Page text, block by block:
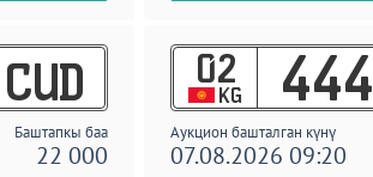
CUD
Баштапкы баа
22 000
02
KG 444
Аукцион башталган күнү
07.08.2026 09:20